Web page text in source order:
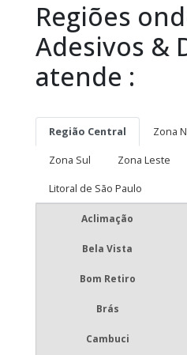
Regiões
Adesivos &
atende :
Região Central Zona
Zona Sul
Zona Leste
Litoral de São Paulo
Aclimação
Bela Vista
Bom Retiro
Brás
Cambuci